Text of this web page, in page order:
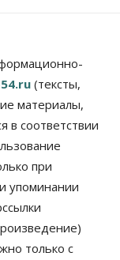
(тексты,
материалы,
в соответствии
при
упоминании
только с